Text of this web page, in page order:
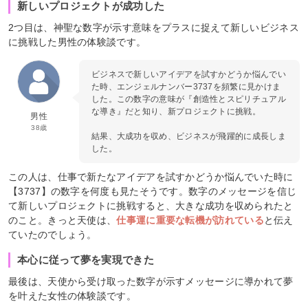
新しいプロジェクトが成功した
2つ目は、神聖な数字が示す意味をプラスに捉えて新しいビジネス
に挑戦した男性の体験談です。
男性
38歳
ビジネスで新しいアイデアを試すかどうか悩んでい
た時、エンジェルナンバー3737を頻繁に見かけま
した。この数字の意味が『創造性とスピリチュアル
な導き』だと知り、新プロジェクトに挑戦。
結果、大成功を収め、ビジネスが飛躍的に成長しま
した。
この人は、仕事で新たなアイデアを試すかどうか悩んでいた時に
【3737】の数字を何度も見たそうです。数字のメッセージを信じ
て新しいプロジェクトに挑戦すると、大きな成功を収められたと
のこと。きっと天使は、仕事運に重要な転機が訪れていると伝え
ていたのでしょう。
本心に従って夢を実現できた
最後は、天使から受け取った数字が示すメッセージに導かれて夢
を叶えた女性の体験談です。